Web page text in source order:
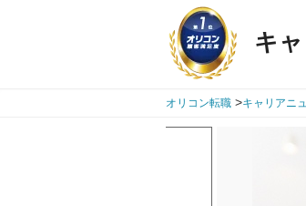
キ
オリコン転職 >キャリアニ